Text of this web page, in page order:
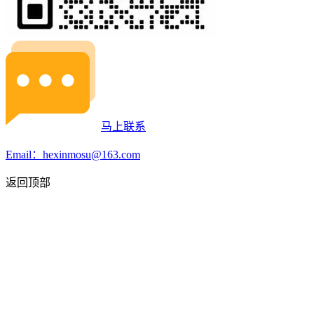
马上联系
Email：hexinmosu@163.com
返回顶部